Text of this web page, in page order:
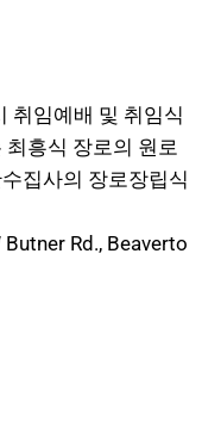
취임예배 및 취임식
흥식 장로의 원로
집사의 장로장립식
Rd., Beaverto